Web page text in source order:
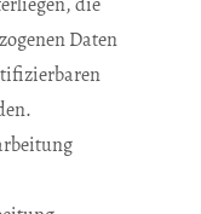
Daten